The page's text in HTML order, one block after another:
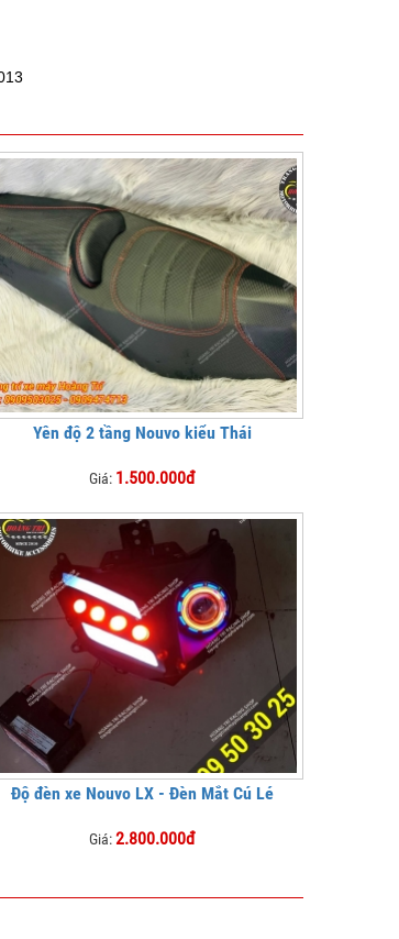
Yên độ 2 tầng Nouvo kiểu Thái
Giá: 1.500.000đ
Độ đèn xe Nouvo LX - Đèn Mắt Cú Lé
Giá:2.800.000đ